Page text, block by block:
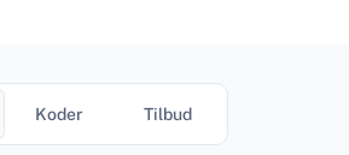
Koder Tilbud